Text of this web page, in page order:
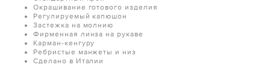
Окрашивание готового изделия
Регулируемый капюшон
Застежка на молнию
Фирменная линза на рукаве
Карман-кенгуру
Ребристые манжеты и низ
Сделано в Италии